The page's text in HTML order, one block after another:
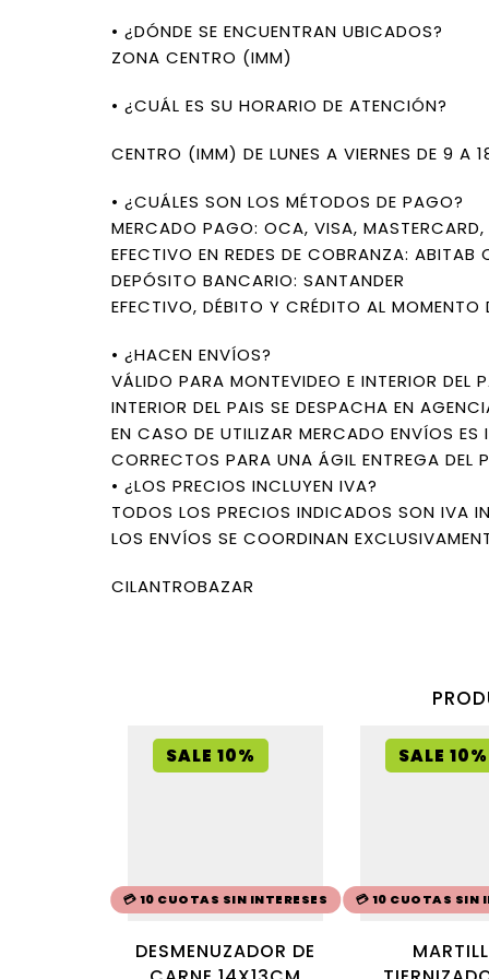
• ¿DÓNDE SE ENCUENTRAN UBICADOS?
ZONA CENTRO (IMM)
• ¿CUÁL ES SU HORARIO DE ATENCIÓN?
CENTRO (IMM) DE LUNES A VIERNES DE 9 A
• ¿CUÁLES SON LOS MÉTODOS DE PAGO?
MERCADO PAGO: OCA, VISA, MASTERCARD,
EFECTIVO EN REDES DE COBRANZA: ABITAB
DEPÓSITO BANCARIO: SANTANDER
EFECTIVO, DÉBITO Y CRÉDITO AL
• ¿HACEN ENVÍOS?
VÁLIDO PARA MONTEVIDEO E INTERIOR DEL
INTERIOR DEL PAIS SE DESPACHA EN
EN CASO DE UTILIZAR MERCADO ENVÍOS ES
CORRECTOS PARA UNA ÁGIL ENTREGA DEL
• ¿LOS PRECIOS INCLUYEN IVA?
TODOS LOS PRECIOS INDICADOS SON IVA
LOS ENVÍOS SE COORDINAN
CILANTROBAZAR
SALE 10%
💳 10 CUOTAS SIN INTERESES
DESMENUZADOR DE
SALE 10%
💳 10 CUOTAS SIN